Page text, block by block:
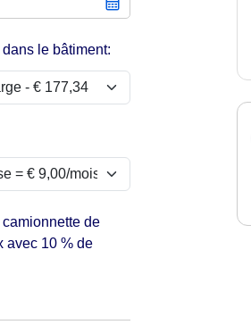
le bâtiment:
de
avec 10 % de